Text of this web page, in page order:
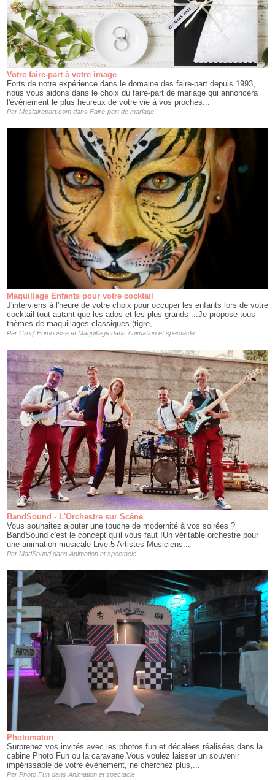
Votre faire-part à votre image
Forts de notre expérience dans le domaine des faire-part depuis 1993,
nous vous aidons dans le choix du faire-part de mariage qui annoncera
l'événement le plus heureux de votre vie à vos proches...
Par Mesfairepart.comdans Faire-part de mariage
Maquillage Enfants pour votre cocktail
J'interviens à l'heure de votre choix pour occuper les enfants lors de votre
cocktail tout autant que les ados et les plus grands ...Je propose tous
thèmes de maquillages classiques (tigre,...
Par Croq' Frimousse et Maquillagedans Animation et spectacle
BandSound - L'Orchestre sur Scène
Vous souhaitez ajouter une touche de modernité à vos soirées ?
BandSound c'est le concept qu'il vous faut !Un véritable orchestre pour
une animation musicale Live.5 Artistes Musiciens...
Par MadSounddans Animation et spectacle
Photomaton
Surprenez vos invités avec les photos fun et décalées réalisées dans la
cabine Photo Fun ou la caravane.Vous voulez laisser un souvenir
impérissable de votre évènement, ne cherchez plus,...
Par Photo Fundans Animation et spectacle